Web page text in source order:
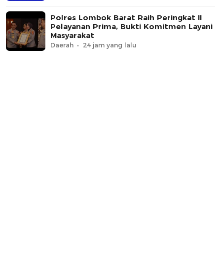
Polres Lombok Barat Raih Peringkat II
Pelayanan Prima, Bukti Komitmen Layani
Masyarakat
Daerah 24 jam yang lalu